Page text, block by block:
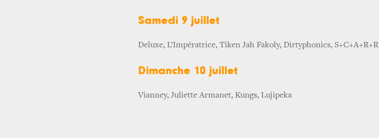
Samedi 9 juillet
Deluxe, L’Impératrice, Tiken Jah Fakoly, Dirtyphonics, S+C+A+R+R
Dimanche 10 juillet
Vianney, Juliette Armanet, Kungs, Lujipeka